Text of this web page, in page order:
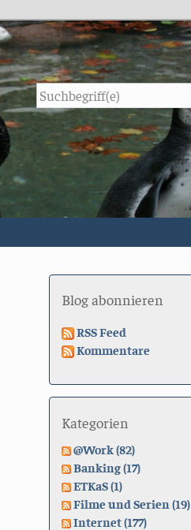
Blog abonnieren
RSS Feed
Kommentare
Kategorien
@Work (82)
Banking (17)
ETKaS (1)
Filme und Serien (19)
Internet (177)